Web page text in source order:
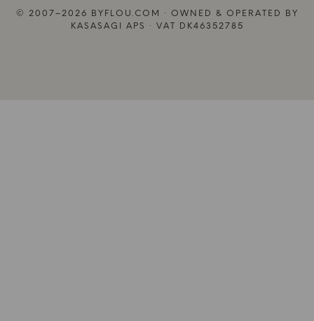
© 2007–2026 BYFLOU.COM · OWNED & OPERATED BY
KASASAGI APS · VAT DK46352785